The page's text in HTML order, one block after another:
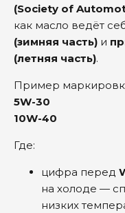
(Society of
как масло ведёт
(зимняя часть) и
(летняя часть).
Пример
5W-30
10W-40
Где:
цифра перед
на холоде —
низких